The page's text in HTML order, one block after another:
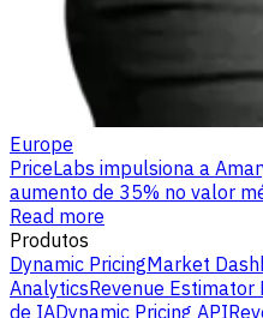
Europe
PriceLabs impulsiona a
aumento de 35% no valor
Read more
Produtos
Dynamic PricingMarket
AnalyticsRevenue Estimator
de IADynamic Pricing API